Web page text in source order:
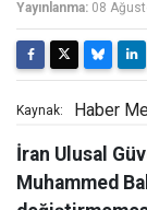
Yayınlanma: 08
Kaynak: Haber
İran Ulusal
Muhammed